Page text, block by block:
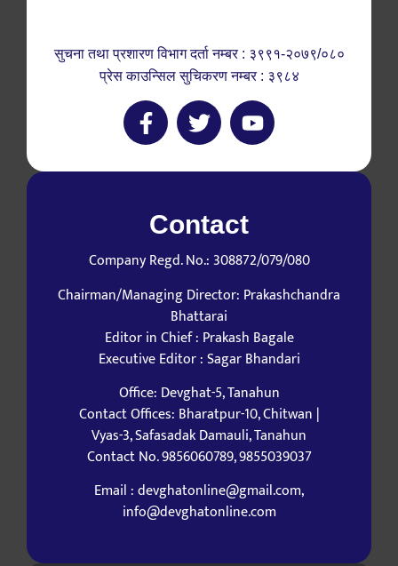
सुचना तथा प्रशारण विभाग दर्ता नम्बर : ३९९१-२०७९/०८०
प्रेस काउन्सिल सुचिकरण नम्बर : ३९८४
Contact
Company Regd. No.: 308872/079/080
Chairman/Managing Director: Prakashchandra
Bhattarai
Editor in Chief : Prakash Bagale
Executive Editor : Sagar Bhandari
Office: Devghat-5, Tanahun
Contact Offices: Bharatpur-10, Chitwan |
Vyas-3, Safasadak Damauli, Tanahun
Contact No. 9856060789, 9855039037
Email : devghatonline@gmail.com,
info@devghatonline.com